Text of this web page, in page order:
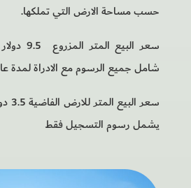
حسب مساحة الارض التي تملكها.
سعر البيع
شامل جميع الرسوم مع الادراة لمدة
يشمل رسوم التسجيل فقط